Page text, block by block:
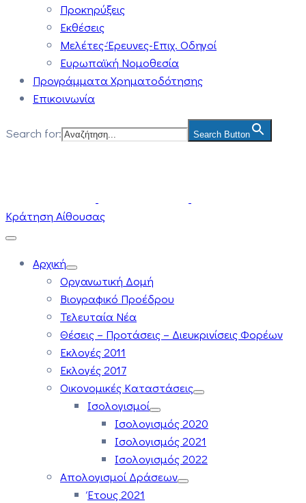
Προκηρύξεις
Εκθέσεις
Μελέτες-Έρευνες-Επιχ. Οδηγοί
Ευρωπαϊκή Νομοθεσία
Προγράμματα Χρηματοδότησης
Επικοινωνία
Search for: Search Button
Κράτηση Αίθουσας
Αρχική
Οργανωτική Δομή
Βιογραφικό Προέδρου
Τελευταία Νέα
Θέσεις – Προτάσεις – Διευκρινίσεις Φορέων
Εκλογές 2011
Εκλογές 2017
Οικονομικές Καταστάσεις
Ισολογισμοί
Ισολογισμός 2020
Ισολογισμός 2021
Ισολογισμός 2022
Απολογισμοί Δράσεων
Έτους 2021